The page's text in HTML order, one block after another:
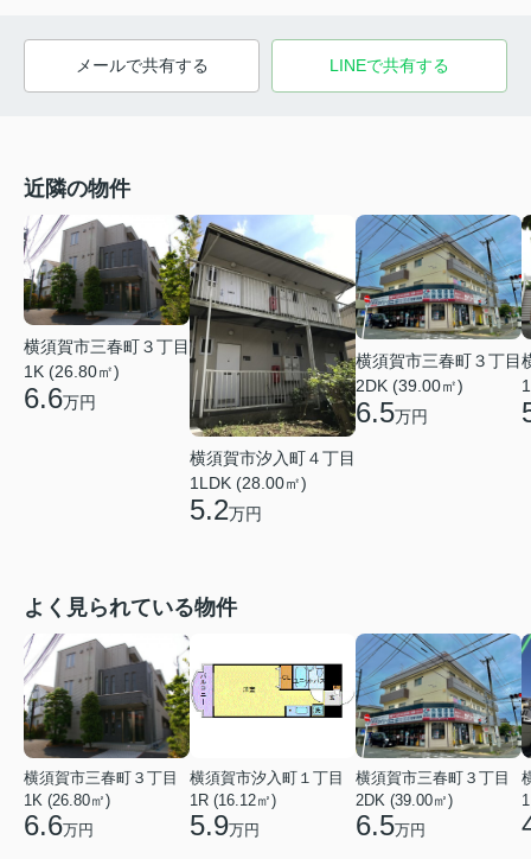
メールで共有する LINEで共有する
近隣の物件
横須賀市三春町３丁目
1K (26.80㎡)
6.6万円
横須賀市汐入町４丁目
1LDK (28.00㎡)
5.2万円
横須賀市三春町３丁目
2DK (39.00㎡)
6.5万円
よく見られている物件
横須賀市三春町３丁目
1K (26.80㎡)
6.6万円
横須賀市汐入町１丁目
1R (16.12㎡)
5.9万円
横須賀市三春町３丁目
2DK (39.00㎡)
6.5万円